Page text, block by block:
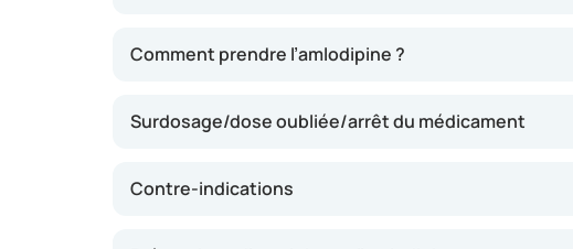
calcium dans les parois vasculaires. Cela permet aux
cœur. Cela peut réduire des symptômes tels que les
Comment prendre l’amlodipine ?
Surdosage/dose oubliée/arrêt du médicament
Contre-indications